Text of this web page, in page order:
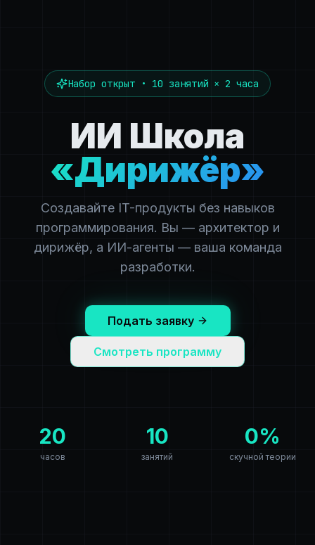
Набор открыт • 10 занятий × 2 часа
ИИ Школа
«Дирижёр»
Создавайте IT-продукты без навыков
программирования. Вы — архитектор и
дирижёр, а ИИ-агенты — ваша команда
разработки.
Подать заявку
Смотреть программу
20
часов
10
занятий
0%
скучной теории